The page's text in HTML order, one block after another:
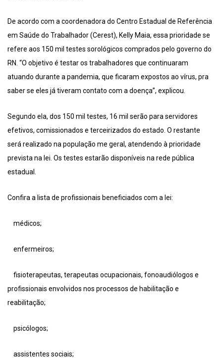
De acordo com a coordenadora do Centro Estadual de Referência
em Saúde do Trabalhador (Cerest), Kelly Maia, essa prioridade se
refere aos 150 mil testes sorológicos comprados pelo governo do
RN. “O objetivo é testar os trabalhadores que continuaram
atuando durante a pandemia, que ficaram expostos ao vírus, pra
saber se eles já tiveram contato com a doença”, explicou.
Segundo ela, dos 150 mil testes, 16 mil serão para servidores
efetivos, comissionados e terceirizados do estado. O restante
será realizado na população me geral, atendendo à prioridade
prevista na lei. Os testes estarão disponíveis na rede pública
estadual.
Confira a lista de profissionais beneficiados com a lei:
médicos;
enfermeiros;
fisioterapeutas, terapeutas ocupacionais, fonoaudiólogos e
profissionais envolvidos nos processos de habilitação e
reabilitação;
psicólogos;
assistentes sociais;